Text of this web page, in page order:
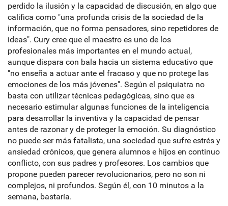
perdido la ilusión y la capacidad de discusión, en algo que
califica como "una profunda crisis de la sociedad de la
información, que no forma pensadores, sino repetidores de
ideas". Cury cree que el maestro es uno de los
profesionales más importantes en el mundo actual,
aunque dispara con bala hacia un sistema educativo que
"no enseña a actuar ante el fracaso y que no protege las
emociones de los más jóvenes". Según el psiquiatra no
basta con utilizar técnicas pedagógicas, sino que es
necesario estimular algunas funciones de la inteligencia
para desarrollar la inventiva y la capacidad de pensar
antes de razonar y de proteger la emoción. Su diagnóstico
no puede ser más fatalista, una sociedad que sufre estrés y
ansiedad crónicos, que genera alumnos e hijos en continuo
conflicto, con sus padres y profesores. Los cambios que
propone pueden parecer revolucionarios, pero no son ni
complejos, ni profundos. Según él, con 10 minutos a la
semana, bastaría.